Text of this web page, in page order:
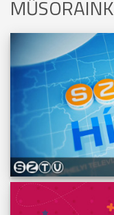
MŰSORAINK